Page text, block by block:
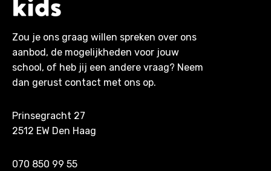
Zou je ons graag willen spreken over ons
aanbod, de mogelijkheden voor jouw
school, of heb jij een andere vraag? Neem
dan gerust contact met ons op.
Prinsegracht 27
2512 EW Den Haag
070 850 99 55